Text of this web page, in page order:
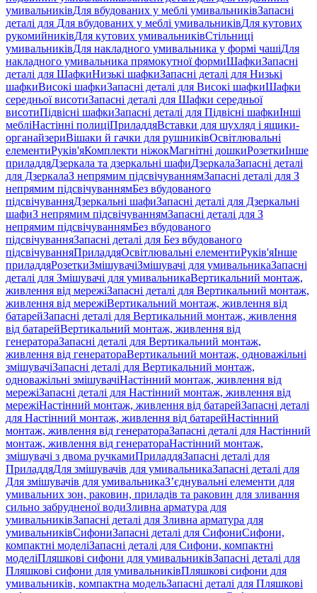
умивальниківДля вбудованих у меблі умивальниківЗапасні
деталі для Для вбудованих у меблі умивальниківДля кутових
рукомийниківДля кутових умивальниківСтільниці
умивальниківДля накладного умивальника у формі чашіДля
накладного умивальника прямокутної формиШафкиЗапасні
деталі для ШафкиНизькі шафкиЗапасні деталі для Низькі
шафкиВисокі шафкиЗапасні деталі для Високі шафкиШафки
середньої висотиЗапасні деталі для Шафки середньої
висотиПідвісні шафкиЗапасні деталі для Підвісні шафкиІнші
мебліНастінні полиціПриладдяВставки для шухляд і ящики-
органайзериВішаки й гачки для рушниківОсвітлювальні
елементиРуків'яКомплекти ніжокМагнітні дошкиРозеткиІнше
приладдяДзеркала та дзеркальні шафиДзеркалаЗапасні деталі
для ДзеркалаЗ непрямим підсвічуваннямЗапасні деталі для З
непрямим підсвічуваннямБез вбудованого
підсвічуванняДзеркальні шафиЗапасні деталі для Дзеркальні
шафиЗ непрямим підсвічуваннямЗапасні деталі для З
непрямим підсвічуваннямБез вбудованого
підсвічуванняЗапасні деталі для Без вбудованого
підсвічуванняПриладдяОсвітлювальні елементиРуків'яІнше
приладдяРозеткиЗмішувачіЗмішувачі для умивальникаЗапасні
деталі для Змішувачі для умивальникаВертикальний монтаж,
живлення від мережіЗапасні деталі для Вертикальний монтаж,
живлення від мережіВертикальний монтаж, живлення від
батарейЗапасні деталі для Вертикальний монтаж, живлення
від батарейВертикальний монтаж, живлення від
генератораЗапасні деталі для Вертикальний монтаж,
живлення від генератораВертикальний монтаж, одноважільні
змішувачіЗапасні деталі для Вертикальний монтаж,
одноважільні змішувачіНастінний монтаж, живлення від
мережіЗапасні деталі для Настінний монтаж, живлення від
мережіНастінний монтаж, живлення від батарейЗапасні деталі
для Настінний монтаж, живлення від батарейНастінний
монтаж, живлення від генератораЗапасні деталі для Настінний
монтаж, живлення від генератораНастінний монтаж,
змішувачі з двома ручкамиПриладдяЗапасні деталі для
ПриладдяДля змішувачів для умивальникаЗапасні деталі для
Для змішувачів для умивальникаЗ’єднувальні елементи для
умивальних зон, раковин, приладів та раковин для зливання
сильно забрудненої водиЗливна арматура для
умивальниківЗапасні деталі для Зливна арматура для
умивальниківСифониЗапасні деталі для СифониСифони,
компактні моделіЗапасні деталі для Сифони, компактні
моделіПляшкові сифони для умивальниківЗапасні деталі для
Пляшкові сифони для умивальниківПляшкові сифони для
умивальників, компактна модельЗапасні деталі для Пляшкові